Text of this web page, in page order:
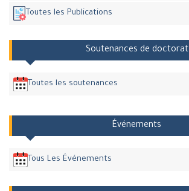
Toutes les Publications
Soutenances de doctorat
Toutes les soutenances
Événements
Tous Les Événements